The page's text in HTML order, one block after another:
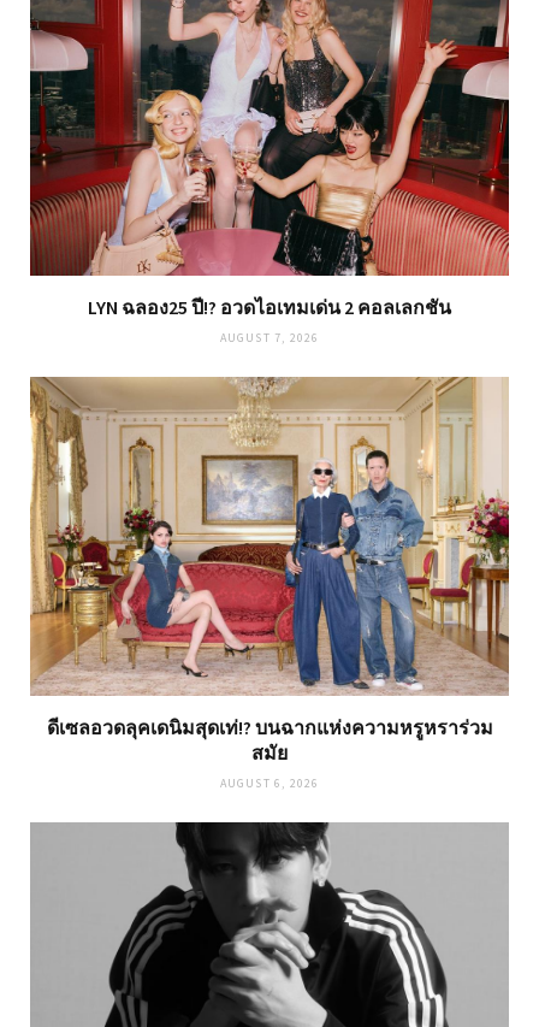
LYN ฉลอง25 ปี!? อวดไอเทมเด่น 2 คอลเลกชัน
AUGUST 7, 2026
ดีเซลอวดลุคเดนิมสุดเท่!? บนฉากแห่งความหรูหราร่วม
สมัย
AUGUST 6, 2026